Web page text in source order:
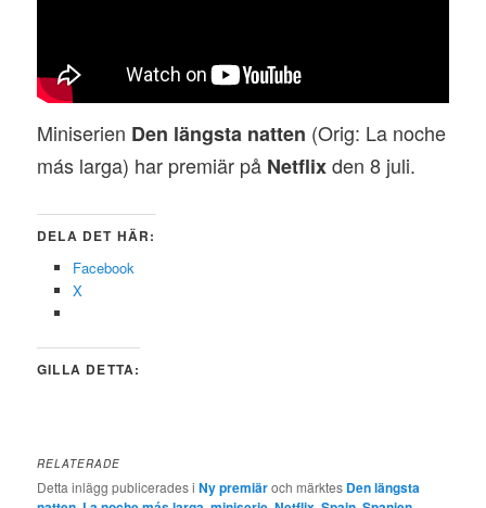
Miniserien Den längsta natten (Orig: La noche
más larga) har premiär på Netflixden 8 juli.
DELA DET HÄR:
Facebook
X
GILLA DETTA:
RELATERADE
Detta inlägg publicerades iNy premiäroch märktes Den längsta